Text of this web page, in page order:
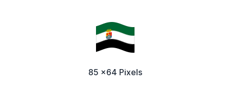
85 x64 Pixels